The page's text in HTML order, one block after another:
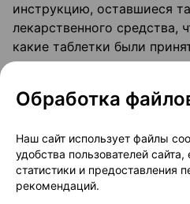
инструкцию, оставшиеся
лекарственного средства,
какие таблетки были
симптомами
до прибытия медицинской
Сохраните листок-
оставшиеся таблетки,
таблеток Вы приняли.
Обработка
Наш сайт использует файлы
удобства пользователей
статистики и предоставления
рекомендаций.